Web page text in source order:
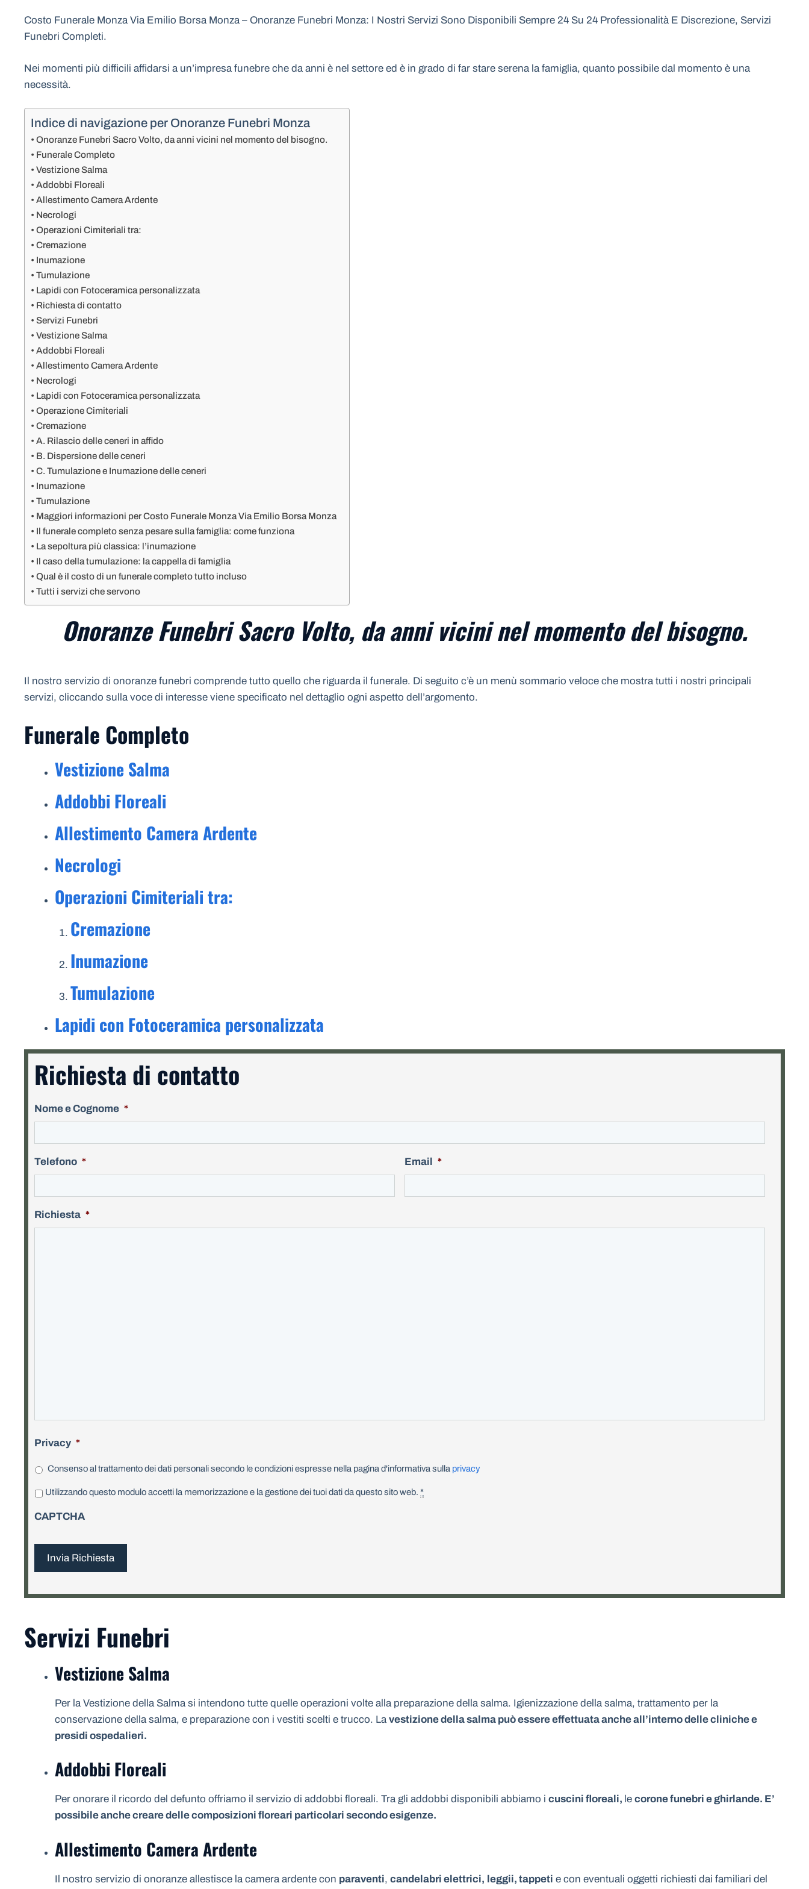
Costo Funerale Monza Via Emilio Borsa Monza – Onoranze Funebri Monza: I Nostri Servizi Sono Disponibili Sempre 24 Su 24 Professionalità E Discrezione, Servizi
Funebri Completi.
Nei momenti più difficili affidarsi a un’impresa funebre che da anni è nel settore ed è in grado di far stare serena la famiglia, quanto possibile dal momento è una
necessità.
Indice di navigazione per Onoranze Funebri Monza
Onoranze Funebri Sacro Volto, da anni vicini nel momento del bisogno.
Funerale Completo
Vestizione Salma
Addobbi Floreali
Allestimento Camera Ardente
Necrologi
Operazioni Cimiteriali tra:
Cremazione
Inumazione
Tumulazione
Lapidi con Fotoceramica personalizzata
Richiesta di contatto
Servizi Funebri
Vestizione Salma
Addobbi Floreali
Allestimento Camera Ardente
Necrologi
Lapidi con Fotoceramica personalizzata
Operazione Cimiteriali
Cremazione
A. Rilascio delle ceneri in affido
B. Dispersione delle ceneri
C. Tumulazione e Inumazione delle ceneri
Inumazione
Tumulazione
Maggiori informazioni per Costo Funerale Monza Via Emilio Borsa Monza
Il funerale completo senza pesare sulla famiglia: come funziona
La sepoltura più classica: l’inumazione
Il caso della tumulazione: la cappella di famiglia
Qual è il costo di un funerale completo tutto incluso
Tutti i servizi che servono
Onoranze Funebri Sacro Volto, da anni vicini nel momento del bisogno.
Il nostro servizio di onoranze funebri comprende tutto quello che riguarda il funerale. Di seguito c’è un menù sommario veloce che mostra tutti i nostri principali
servizi, cliccando sulla voce di interesse viene specificato nel dettaglio ogni aspetto dell’argomento.
Funerale Completo
Vestizione Salma
Addobbi Floreali
Allestimento Camera Ardente
Necrologi
Operazioni Cimiteriali tra:
Cremazione
Inumazione
Tumulazione
Lapidi con Fotoceramica personalizzata
Richiesta di contatto
Nome e Cognome *
Telefono * Email *
Richiesta *
Privacy *
Consenso al trattamento dei dati personali secondo le condizioni espresse nella pagina d'informativa sulla privacy
P
i
a
y
Utilizzando questo modulo accetti la memorizzazione e la gestione dei tuoi dati da questo sito web. *
CAPTCHA
Servizi Funebri
Vestizione Salma
Per la Vestizione della Salma si intendono tutte quelle operazioni volte alla preparazione della salma. Igienizzazione della salma, trattamento per la
conservazione della salma, e preparazione con i vestiti scelti e trucco. La vestizione della salma può essere effettuata anche all’interno delle cliniche e
presidi ospedalieri.
Addobbi Floreali
Per onorare il ricordo del defunto offriamo il servizio di addobbi floreali. Tra gli addobbi disponibili abbiamo i cuscini floreali, le corone funebri e ghirlande. E’
possibile anche creare delle composizioni floreari particolari secondo esigenze.
Allestimento Camera Ardente
Il nostro servizio di onoranze allestisce la camera ardente con paraventi, candelabri elettrici, leggii, tappeti e con eventuali oggetti richiesti dai familiari del